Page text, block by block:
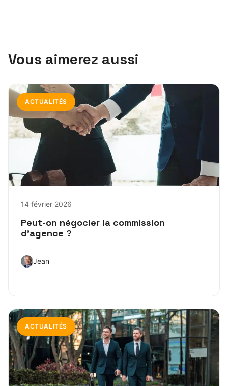
Vous aimerez aussi
ACTUALITÉS
14 février 2026
Peut-on négocier la commission
d’agence ?
Jean
ACTUALITÉS